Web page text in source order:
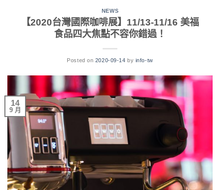
NEWS
【2020台灣國際咖啡展】11/13-11/16 美福
食品四大焦點不容你錯過！
Posted on 2020-09-14 by info-tw
14
9 月